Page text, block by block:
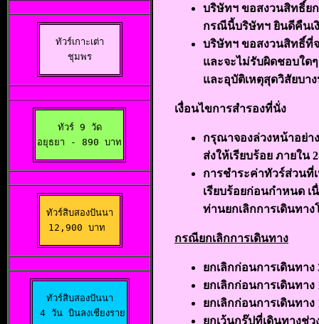
ทัวร์เกาะเต่า
ชุมพร
ทัวร์ 9 วัด
อยุธยา
- 890 บาท
ทัวร์สิบสองปันนา
12,900 บาท
ทัวร์สิบสองปันนา
4 วัน บินลงเชียงราย
บริษัทฯ ขอสงวนสิทธิ์ย
กรณีนี้บริษัทฯ ยินดีคืนเ
บริษัทฯ ขอสงวนสิทธิ์ที่จ
และจะไม่รับผิดชอบใ
และอุบัติเหตุสุดวิสัยบา
เงื่อนไขการสำรองที่นั่ง
กรุณาจองล่วงหน้าอย่า
ส่งให้เรียบร้อย ภายใน
การชำระค่าทัวร์ส่วนที่
เรียบร้อยก่อนกำหนด
ท่านยกเลิกการเดินทา
กรณียกเลิกการเดินทาง
ยกเลิกก่อนการเดินท
ยกเลิกก่อนการเดินทา
ยกเลิกก่อนการเดินท
ยกเว้นกรุ๊ปที่เดินทางช่